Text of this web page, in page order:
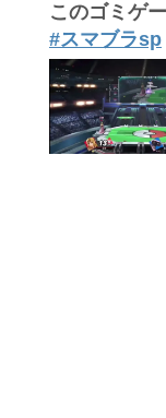
このゴミゲ
#スマブラsp